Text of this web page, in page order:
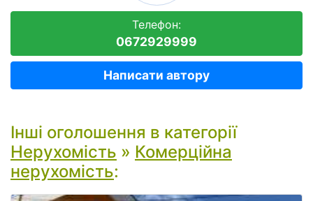
Телефон:
0672929999
Написати автору
Інші оголошення в категорії
Нерухомість » Комерційна
нерухомість: